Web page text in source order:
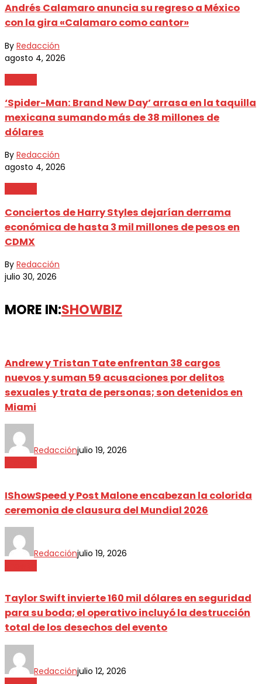
Andrés Calamaro anuncia su regreso a México
con la gira «Calamaro como cantor»
By Redacción
agosto 4, 2026
‘Spider-Man: Brand New Day’ arrasa en la taquilla
mexicana sumando más de 38 millones de
dólares
By Redacción
agosto 4, 2026
Conciertos de Harry Styles dejarían derrama
económica de hasta 3 mil millones de pesos en
CDMX
By Redacción
julio 30, 2026
MORE IN:SHOWBIZ
Andrew y Tristan Tate enfrentan 38 cargos
nuevos y suman 59 acusaciones por delitos
sexuales y trata de personas; son detenidos en
Miami
Redacciónjulio 19, 2026
IShowSpeed y Post Malone encabezan la colorida
ceremonia de clausura del Mundial 2026
Redacciónjulio 19, 2026
Taylor Swift invierte 160 mil dólares en seguridad
para su boda; el operativo incluyó la destrucción
total de los desechos del evento
Redacciónjulio 12, 2026